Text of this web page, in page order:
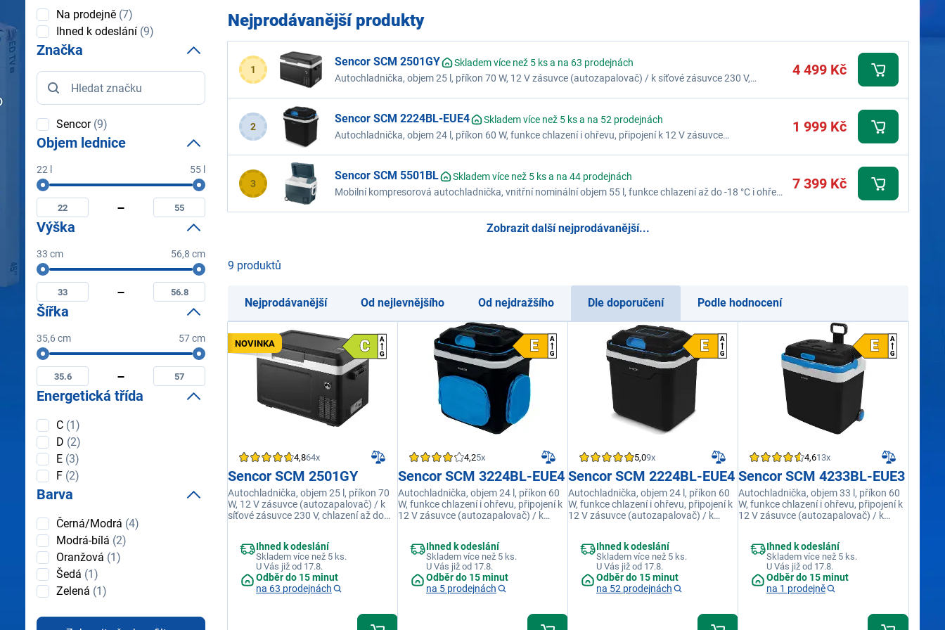
Nejprodávanější produkty
1
Sencor SCM 2501GY
Skladem více než 5 ks a na 63 prodejnách
Autochladnička, objem 25 l, příkon 70 W, 12 V zásuvce (autozapalovač) / k síťové zásuvce 230 V,
4 499 Kč
2
Sencor SCM 2224BL-EUE4
Skladem více než 5 ks a na 52 prodejnách
Autochladnička, objem 24 l, příkon 60 W, funkce chlazení i ohřevu, připojení k 12 V zásuvce
1 999 Kč
3
Sencor SCM 5501BL
Skladem více než 5 ks a na 44 prodejnách
Mobilní kompresorová autochladnička, vnitřní nominální objem 55 l, funkce chlazení až do -18 °C i ohřevu
7 399 Kč
Zobrazit další nejprodávanější...
Dostupnost
Na prodejně (7)
Ihned k odeslání (9)
Značka
Značka
Sencor(9)
Objem lednice
22 l 55 l
Objem
lednice
Minimální
objem
lednice
Maximální
objem
lednice
Výška
33 cm 56,8 cm
Výška
Minimální
výška
Maximální
výška
Šířka
35,6 cm 57 cm
Šířka
Minimální
šířka
Maximální
šířka
Energetická třída
Energetická
třída
C (1)
D (2)
E (3)
F (2)
Barva
BarvaČerná/Modrá (4)
Modrá-bílá (2)
Oranžová (1)
Šedá (1)
Zelená (1)
9 produktů
Nejprodávanější Od nejlevnějšího Od nejdražšího Dle doporučení Podle hodnocení
NOVINKA
4,864x
Sencor SCM 2501GY
Autochladnička, objem 25 l, příkon 70
W, 12 V zásuvce (autozapalovač) / k
síťové zásuvce 230 V, chlazení až do
Ihned k odeslání
Skladem více než 5 ks.
U Vás již od 17.8.
Odběr do 15 minut
na 63 prodejnách
4,25x
Sencor SCM 3224BL-EUE4
Autochladnička, objem 24 l, příkon 60
W, funkce chlazení i ohřevu, připojení k
12 V zásuvce (autozapalovač) / k
Ihned k odeslání
Skladem více než 5 ks.
U Vás již od 17.8.
Odběr do 15 minut
na 5 prodejnách
5,09x
Sencor SCM 2224BL-EUE4
Autochladnička, objem 24 l, příkon 60
W, funkce chlazení i ohřevu, připojení k
12 V zásuvce (autozapalovač) / k
Ihned k odeslání
Skladem více než 5 ks.
U Vás již od 17.8.
Odběr do 15 minut
na 52 prodejnách
4,613x
Sencor SCM 4233BL-EUE3
Autochladnička, objem 33 l, příkon 60
W, funkce chlazení i ohřevu, připojení k
12 V zásuvce (autozapalovač) / k
Ihned k odeslání
Skladem více než 5 ks.
U Vás již od 17.8.
Odběr do 15 minut
na 1 prodejně